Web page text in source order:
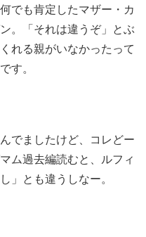
でも肯定したマザー・カ
。「それは違うぞ」とぶ
れる親がいなかったって
す。
でましたけど、コレどー
ム過去編読むと、ルフィ
」とも違うしなー。